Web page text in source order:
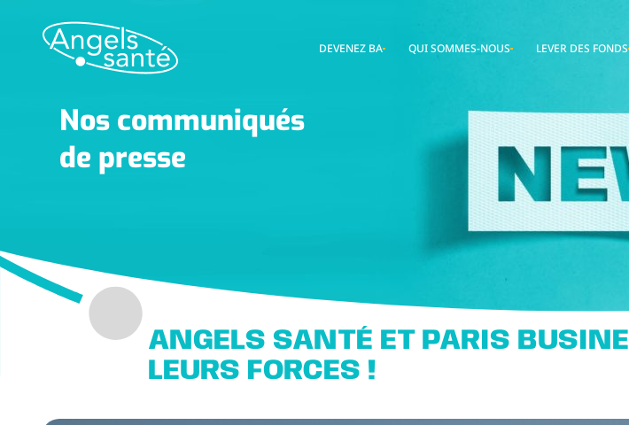
DEVENEZ BA QUI SOMMES-NOUS LEVER DES FONDS
Nos communiqués
de presse
ANGELS SANTÉ ET PARIS
LEURS FORCES !